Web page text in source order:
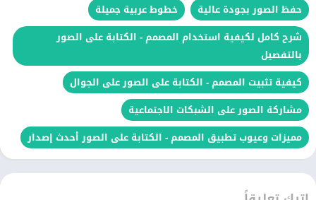
حفظ الصور بجودة عالية
خطوط عربية جميلة
شرح كامل لكيفية استخدام المصمم - الكتابة على الصور
بالتفصيل
كيفية تثبيت المصمم - الكتابة على الصور على الجوال
مشاركة الصور على الشبكات الاجتماعية
مميزات وعيوب تطبيق المصمم - الكتابة على الصور أحدث إصدار